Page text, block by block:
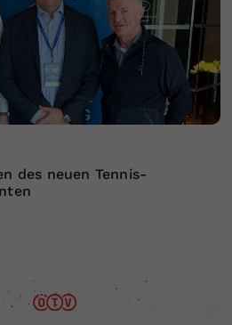
des neuen Tennis-